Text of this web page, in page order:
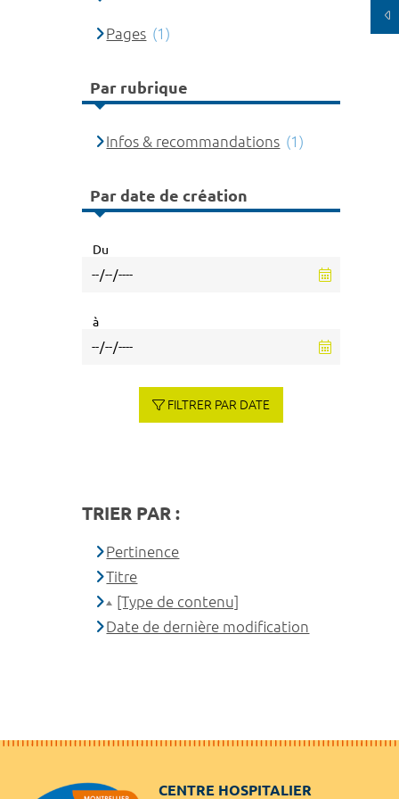
Pages (1)
Par rubrique
Infos & recommandations (1)
Par date de création
Du
à
FILTRER PAR DATE
TRIER PAR :
Pertinence
Titre
[Type de contenu]
Date de dernière modification
CENTRE HOSPITALIER